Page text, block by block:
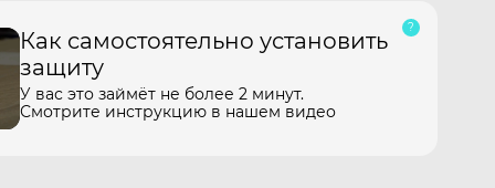
Как самостоятельно установить
защиту
У вас это займёт не более 2 минут.
Смотрите инструкцию в нашем видео